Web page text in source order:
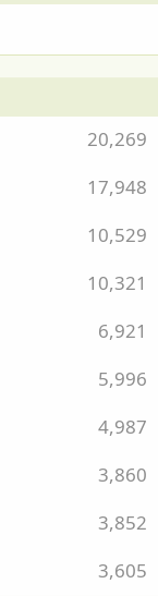
20,269
17,948
10,529
10,321
6,921
5,996
4,987
3,860
3,852
3,605